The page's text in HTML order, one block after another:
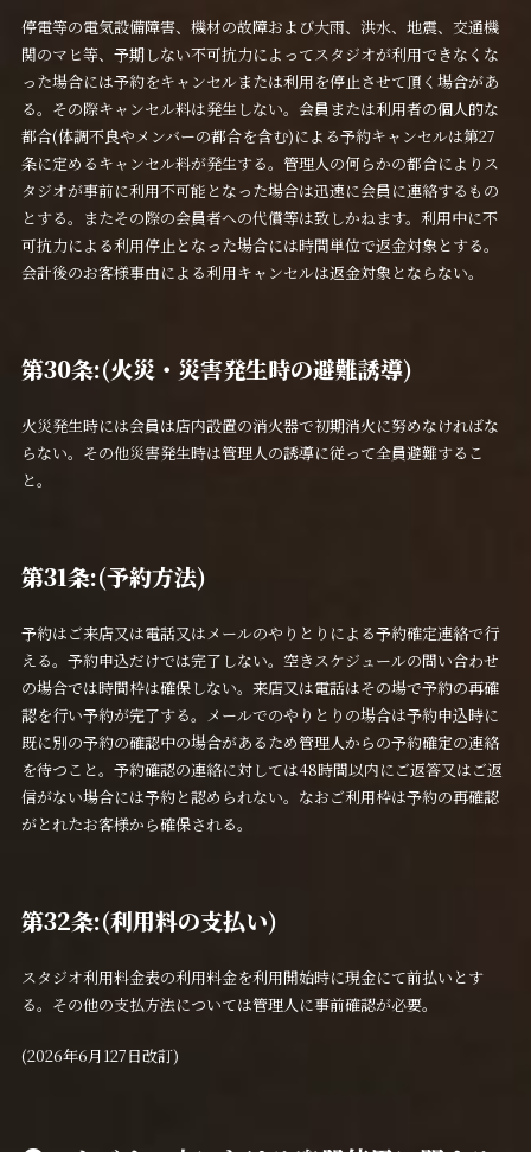
停電等の電気設備障害、機材の故障および大雨、洪水、地震、交通機
関のマヒ等、予期しない不可抗力によってスタジオが利用できなくな
った場合には予約をキャンセルまたは利用を停止させて頂く場合があ
る。その際キャンセル料は発生しない。会員または利用者の個人的な
都合(体調不良やメンバーの都合を含む)による予約キャンセルは第27
条に定めるキャンセル料が発生する。管理人の何らかの都合によりス
タジオが事前に利用不可能となった場合は迅速に会員に連絡するもの
とする。またその際の会員者への代償等は致しかねます。利用中に不
可抗力による利用停止となった場合には時間単位で返金対象とする。
会計後のお客様事由による利用キャンセルは返金対象とならない。
第30条:(火災・災害発生時の避難誘導)
火災発生時には会員は店内設置の消火器で初期消火に努めなければな
らない。その他災害発生時は管理人の誘導に従って全員避難するこ
と。
第31条:(予約方法)
予約はご来店又は電話又はメールのやりとりによる予約確定連絡で行
える。予約申込だけでは完了しない。空きスケジュールの問い合わせ
の場合では時間枠は確保しない。来店又は電話はその場で予約の再確
認を行い予約が完了する。メールでのやりとりの場合は予約申込時に
既に別の予約の確認中の場合があるため管理人からの予約確定の連絡
を待つこと。予約確認の連絡に対しては48時間以内にご返答又はご返
信がない場合には予約と認められない。なおご利用枠は予約の再確認
がとれたお客様から確保される。
第32条:(利用料の支払い)
スタジオ利用料金表の利用料金を利用開始時に現金にて前払いとす
る。その他の支払方法については管理人に事前確認が必要。
(2026年6月127日改訂)